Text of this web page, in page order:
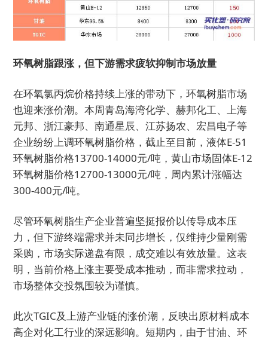
环氧树脂跟涨，但下游需求疲软抑制市场放量
在环氧氯丙烷价格持续上涨的带动下，环氧树脂市场
也迎来涨价潮。本周青岛海湾化学、赫邦化工、上海
元邦、浙江豪邦、南通星辰、江苏扬农、宏昌电子等
企业纷纷上调环氧树脂价格，截止至目前，液体E-51
环氧树脂价格13700-14000元/吨，黄山市场固体E-12
环氧树脂价格12700-13000元/吨，周内累计涨幅达
300-400元/吨。
尽管环氧树脂生产企业普遍坚挺报价以传导成本压
力，但下游终端需求并未同步增长，仅维持少量刚需
采购，市场实际递盘有限，成交难以有效放量。这表
明，当前价格上涨主要受成本推动，而非需求拉动，
市场整体交投氛围较为谨慎。
此次TGIC及上游产业链的涨价潮，反映出原材料成本
高企对化工行业的深远影响。短期内，由于甘油、环